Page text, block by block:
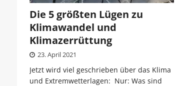
Die 5 größten Lügen zu
Klimawandel und
Klimazerrüttung
23. April 2021
Jetzt wird viel geschrieben über das Klima
und Extremwetterlagen: Nur: Was sind